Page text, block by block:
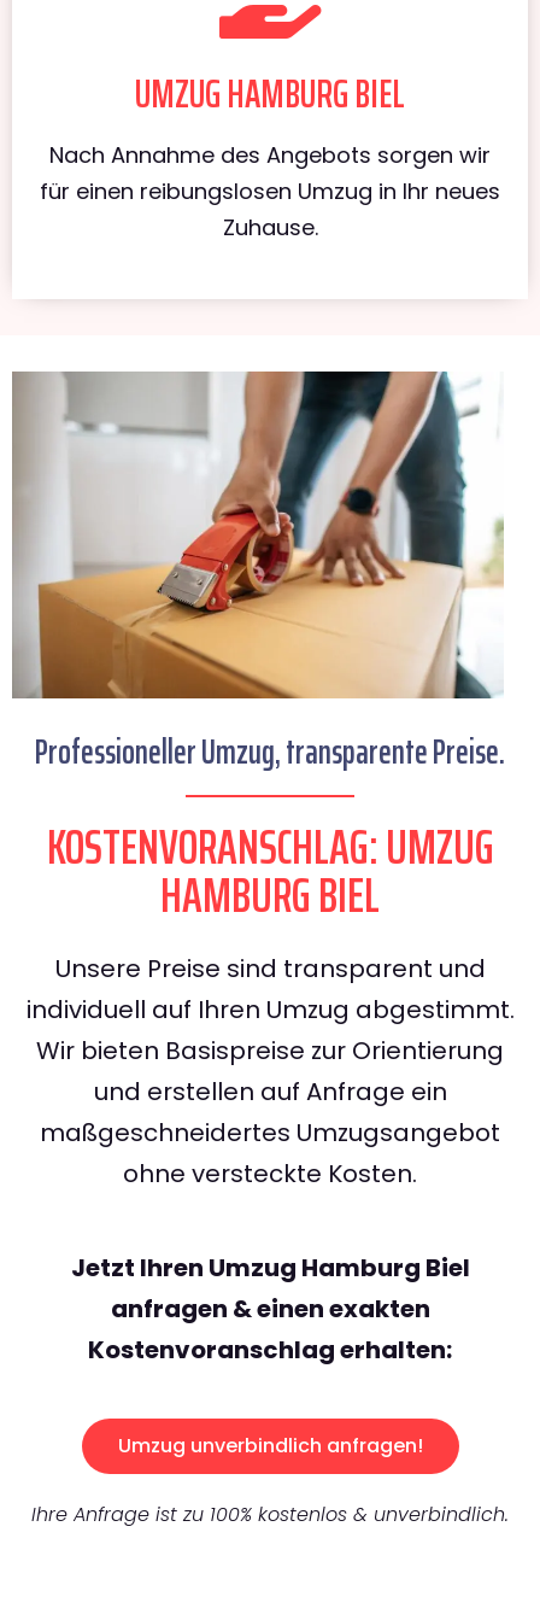
UMZUG HAMBURG BIEL
Nach Annahme des Angebots sorgen wir
für einen reibungslosen Umzug in Ihr neues
Zuhause.
Professioneller Umzug, transparente Preise.
KOSTENVORANSCHLAG: UMZUG
HAMBURG BIEL
Unsere Preise sind transparent und
individuell auf Ihren Umzug abgestimmt.
Wir bieten Basispreise zur Orientierung
und erstellen auf Anfrage ein
maßgeschneidertes Umzugsangebot
ohne versteckte Kosten.
Jetzt Ihren Umzug Hamburg Biel
anfragen & einen exakten
Kostenvoranschlag erhalten:
Umzug unverbindlich anfragen!
Ihre Anfrage ist zu 100% kostenlos & unverbindlich.